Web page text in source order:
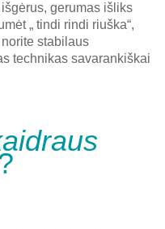
gerumas išliks
„ tindi rindi riuška“,
norite stabilaus
technikas savarankiškai